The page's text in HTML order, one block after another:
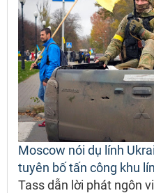
Moscow nói dụ lính
tuyên bố tấn công khu
Tass dẫn lời phát ngôn